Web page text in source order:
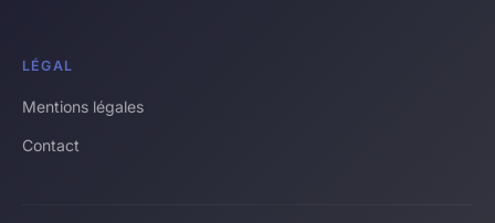
LÉGAL
Mentions légales
Contact